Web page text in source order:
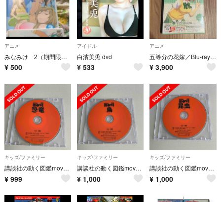
アニメ
みなみけ 2（期間限定版） DVD
¥ 500
アイドル
白濱美兎 dvd
¥ 533
アニメ
五等分の花嫁／Blu-ray／4巻
¥ 3,900
キッズ/ファミリー
講談社の動く図鑑move恐竜 DVD
¥ 999
キッズ/ファミリー
講談社の動く図鑑move鳥 DVD
¥ 1,000
キッズ/ファミリー
講談社の動く図鑑move昆虫 DVD
¥ 1,000